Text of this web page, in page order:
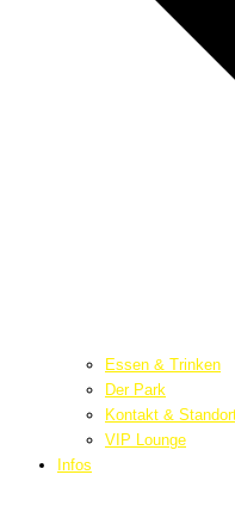
Essen & Trinken
Der Park
Kontakt &
VIP Lounge
Infos